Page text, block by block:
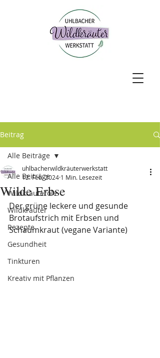
Beitrag
Alle Beiträge
Wildkräuteröle
Wildkräuter
Rezepte
Gesundheit
Tinkturen
Kreativ mit Pflanzen
Alle Beiträge
Wilde Erbse
uhlbacherwildkräuterwerkstatt
12. Feb. 2024 1 Min. Lesezeit
Der grüne leckere und gesunde
Brotaufstrich mit Erbsen und
Schaumkraut (vegane Variante)